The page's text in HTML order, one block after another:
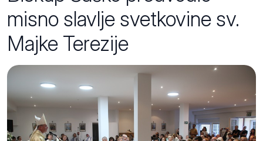
misno slavlje svetkovine sv.
Majke Terezije